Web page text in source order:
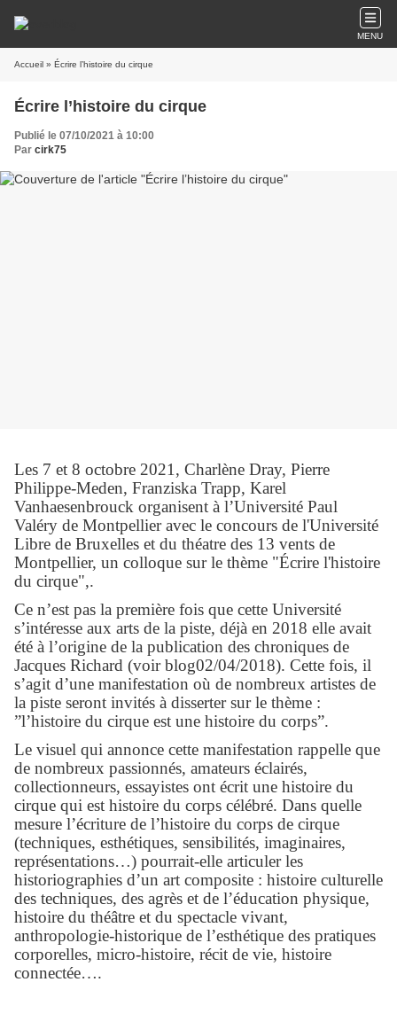
MENU
Accueil » Écrire l’histoire du cirque
Écrire l’histoire du cirque
Publié le 07/10/2021 à 10:00
Par cirk75
Les 7 et 8 octobre 2021, Charlène Dray, Pierre
Philippe-Meden, Franziska Trapp, Karel
Vanhaesenbrouck organisent à l’Université Paul
Valéry de Montpellier avec le concours de l'Université
Libre de Bruxelles et du théatre des 13 vents de
Montpellier, un colloque sur le thème "Écrire l'histoire
du cirque",.
Ce n’est pas la première fois que cette Université
s’intéresse aux arts de la piste, déjà en 2018 elle avait
été à l’origine de la publication des chroniques de
Jacques Richard (voir blog02/04/2018). Cette fois, il
s’agit d’une manifestation où de nombreux artistes de
la piste seront invités à disserter sur le thème :
”l’histoire du cirque est une histoire du corps”.
Le visuel qui annonce cette manifestation rappelle que
de nombreux passionnés, amateurs éclairés,
collectionneurs, essayistes ont écrit une histoire du
cirque qui est histoire du corps célébré. Dans quelle
mesure l’écriture de l’histoire du corps de cirque
(techniques, esthétiques, sensibilités, imaginaires,
représentations…) pourrait-elle articuler les
historiographies d’un art composite : histoire culturelle
des techniques, des agrès et de l’éducation physique,
histoire du théâtre et du spectacle vivant,
anthropologie-historique de l’esthétique des pratiques
corporelles, micro-histoire, récit de vie, histoire
connectée….